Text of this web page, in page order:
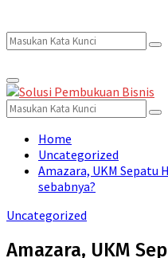
Search
for:
Primary
Menu
Search
for:
Home
Uncategorized
Amazara, UKM Sepatu
sebabnya?
Uncategorized
Amazara, UKM